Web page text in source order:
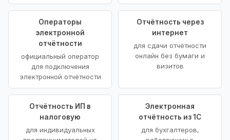
Операторы
электронной
отчётности
официальный оператор
для подключения
электронной отчётности
Отчётность через
интернет
для сдачи отчётности
онлайн без бумаги и
визитов
Отчётность ИП в
налоговую
для индивидуальных
Электронная
отчётность из 1С
для бухгалтеров,